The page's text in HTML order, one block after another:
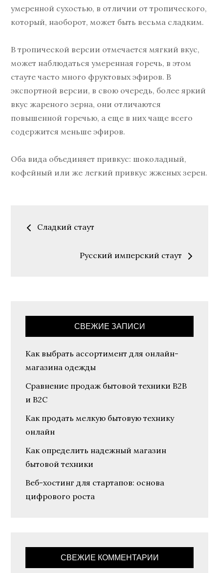
умеренной сухостью, в отличии от тропического,
который, наоборот, может быть весьма сладким.
В тропической версии отмечается мягкий вкус,
может наблюдаться умеренная горечь, в этом
стауте часто много фруктовых эфиров. В
экспортной версии, в свою очередь, более яркий
вкус жареного зерна, они отличаются
повышенной горечью, а еще в них чаще всего
содержится меньше эфиров.
Оба вида объединяет привкус: шоколадный,
кофейный или же легкий привкус жженых зерен.
Навигация
по
записям
Сладкий стаут
Русский имперский стаут
СВЕЖИЕ ЗАПИСИ
Как выбрать ассортимент для онлайн-
магазина одежды
Сравнение продаж бытовой техники B2B
и B2C
Как продать мелкую бытовую технику
онлайн
Как определить надежный магазин
бытовой техники
Веб-хостинг для стартапов: основа
цифрового роста
СВЕЖИЕ КОММЕНТАРИИ